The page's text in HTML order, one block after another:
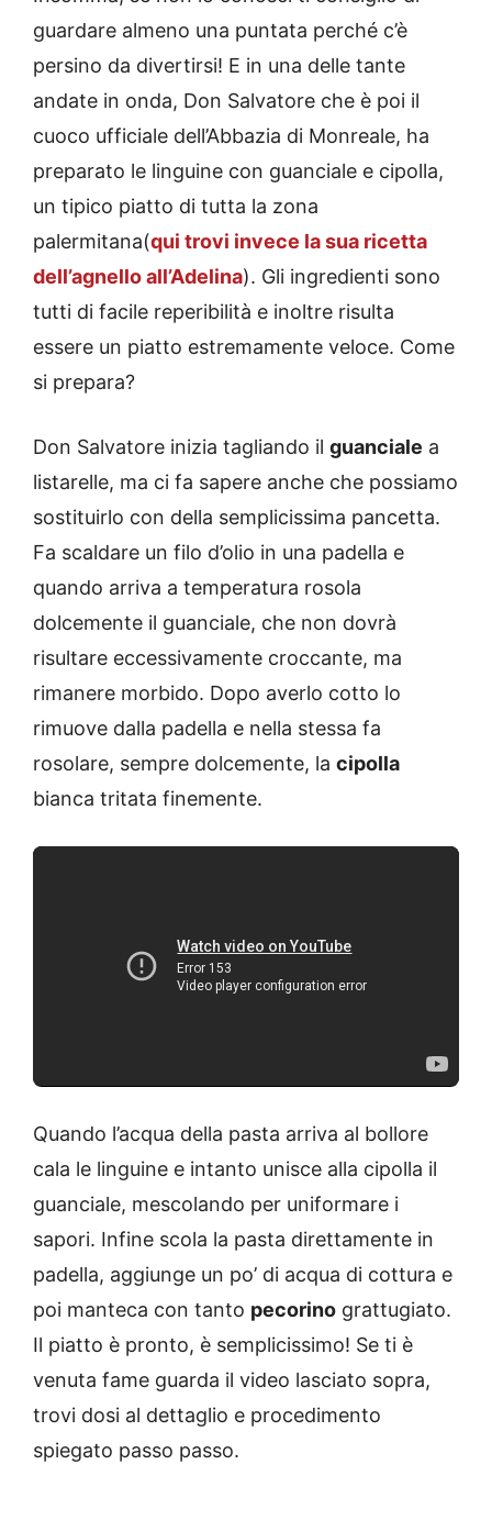
guardare almeno una puntata perché c’è
persino da divertirsi! E in una delle tante
andate in onda, Don Salvatore che è poi il
cuoco ufficiale dell’Abbazia di Monreale, ha
preparato le linguine con guanciale e cipolla,
un tipico piatto di tutta la zona
palermitana(qui trovi invece la sua ricetta
dell’agnello all’Adelina). Gli ingredienti sono
tutti di facile reperibilità e inoltre risulta
essere un piatto estremamente veloce. Come
si prepara?
Don Salvatore inizia tagliando il guanciale a
listarelle, ma ci fa sapere anche che possiamo
sostituirlo con della semplicissima pancetta.
Fa scaldare un filo d’olio in una padella e
quando arriva a temperatura rosola
dolcemente il guanciale, che non dovrà
risultare eccessivamente croccante, ma
rimanere morbido. Dopo averlo cotto lo
rimuove dalla padella e nella stessa fa
rosolare, sempre dolcemente, la cipolla
bianca tritata finemente.
Quando l’acqua della pasta arriva al bollore
cala le linguine e intanto unisce alla cipolla il
guanciale, mescolando per uniformare i
sapori. Infine scola la pasta direttamente in
padella, aggiunge un po’ di acqua di cottura e
poi manteca con tanto pecorino grattugiato.
Il piatto è pronto, è semplicissimo! Se ti è
venuta fame guarda il video lasciato sopra,
trovi dosi al dettaglio e procedimento
spiegato passo passo.